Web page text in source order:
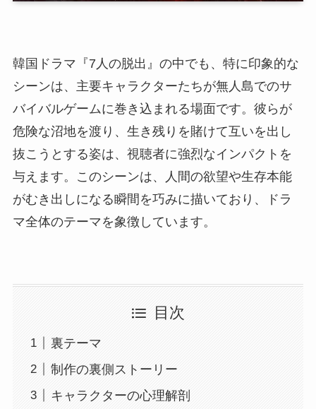
韓国ドラマ『7人の脱出』の中でも、特に印象的な
シーンは、主要キャラクターたちが無人島でのサ
バイバルゲームに巻き込まれる場面です。彼らが
危険な沼地を渡り、生き残りを賭けて互いを出し
抜こうとする姿は、視聴者に強烈なインパクトを
与えます。このシーンは、人間の欲望や生存本能
がむき出しになる瞬間を巧みに描いており、ドラ
マ全体のテーマを象徴しています。
目次
裏テーマ
制作の裏側ストーリー
キャラクターの心理解剖